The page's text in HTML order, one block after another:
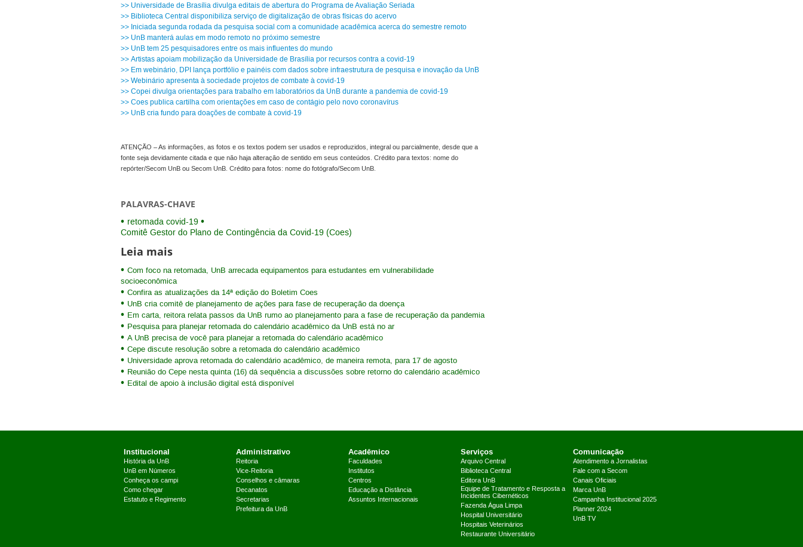
>> Universidade de Brasília divulga editais de abertura do Programa de Avaliação Seriada
>> Biblioteca Central disponibiliza serviço de digitalização de obras físicas do acervo
>> Iniciada segunda rodada da pesquisa social com a comunidade acadêmica acerca do semestre remoto
>> UnB manterá aulas em modo remoto no próximo semestre
>> UnB tem 25 pesquisadores entre os mais influentes do mundo
>> Artistas apoiam mobilização da Universidade de Brasília por recursos contra a covid-19
>> Em webinário, DPI lança portfólio e painéis com dados sobre infraestrutura de pesquisa e inovação da UnB
>> Webinário apresenta à sociedade projetos de combate à covid-19
>> Copei divulga orientações para trabalho em laboratórios da UnB durante a pandemia de covid-19
>> Coes publica cartilha com orientações em caso de contágio pelo novo coronavírus
>> UnB cria fundo para doações de combate à covid-19
ATENÇÃO – As informações, as fotos e os textos podem ser usados e reproduzidos, integral ou parcialmente, desde que a
fonte seja devidamente citada e que não haja alteração de sentido em seus conteúdos. Crédito para textos: nome do
repórter/Secom UnB ou Secom UnB. Crédito para fotos: nome do fotógrafo/Secom UnB.
PALAVRAS-CHAVE
retomada covid-19
Comitê Gestor do Plano de Contingência da Covid-19 (Coes)
Leia mais
Com foco na retomada, UnB arrecada equipamentos para estudantes em vulnerabilidade
socioeconômica
Confira as atualizações da 14ª edição do Boletim Coes
UnB cria comitê de planejamento de ações para fase de recuperação da doença
Em carta, reitora relata passos da UnB rumo ao planejamento para a fase de recuperação da pandemia
Pesquisa para planejar retomada do calendário acadêmico da UnB está no ar
A UnB precisa de você para planejar a retomada do calendário acadêmico
Cepe discute resolução sobre a retomada do calendário acadêmico
Universidade aprova retomada do calendário acadêmico, de maneira remota, para 17 de agosto
Reunião do Cepe nesta quinta (16) dá sequência a discussões sobre retorno do calendário acadêmico
Edital de apoio à inclusão digital está disponível
Institucional
História da UnB
UnB em Números
Conheça os campi
Como chegar
Estatuto e Regimento
Administrativo
Reitoria
Vice-Reitoria
Conselhos e câmaras
Decanatos
Secretarias
Prefeitura da UnB
Acadêmico
Faculdades
Institutos
Centros
Educação a Distância
Assuntos Internacionais
Serviços
Arquivo Central
Biblioteca Central
Editora UnB
Equipe de Tratamento e Resposta a
Incidentes Cibernéticos
Fazenda Água Limpa
Hospital Universitário
Hospitais Veterinários
Restaurante Universitário
Comunicação
Atendimento a Jornalistas
Fale com a Secom
Canais Oficiais
Marca UnB
Campanha Institucional 2025
Planner 2024
UnB TV